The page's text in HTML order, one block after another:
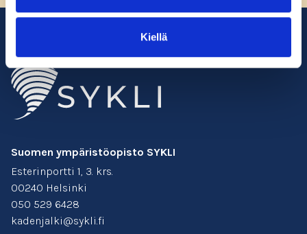
Kiellä
Suomen ympäristöopisto SYKLI
Esterinportti 1, 3. krs.
00240 Helsinki
050 529 6428
kadenjalki@sykli.fi